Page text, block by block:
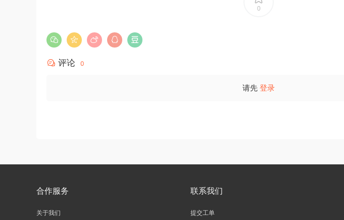
0
评论 0
请先 登录
合作服务
关于我们
联系我们
提交工单